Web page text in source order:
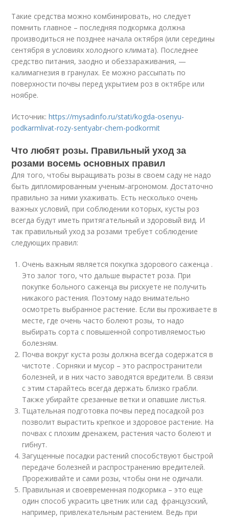
Такие средства можно комбинировать, но следует
помнить главное – последняя подкормка должна
производиться не позднее начала октября (или середины
сентября в условиях холодного климата). Последнее
средство питания, заодно и обеззараживания, —
калимагнезия в гранулах. Ее можно рассыпать по
поверхности почвы перед укрытием роз в октябре или
ноябре.
Источник:https://mysadinfo.ru/stati/kogda-osenyu-
podkarmlivat-rozy-sentyabr-chem-podkormit
Что любят розы. Правильный уход за
розами восемь основных правил
Для того, чтобы выращивать розы в своем саду не надо
быть дипломированным ученым-агрономом. Достаточно
правильно за ними ухаживать. Есть несколько очень
важных условий, при соблюдении которых, кусты роз
всегда будут иметь притягательный и здоровый вид. И
так правильный уход за розами требует соблюдение
следующих правил:
Очень важным является покупка здорового саженца .
Это залог того, что дальше вырастет роза. При
покупке больного саженца вы рискуете не получить
никакого растения. Поэтому надо внимательно
осмотреть выбранное растение. Если вы проживаете в
месте, где очень часто болеют розы, то надо
выбирать сорта с повышенной сопротивляемостью
болезням.
Почва вокруг куста розы должна всегда содержатся в
чистоте . Сорняки и мусор – это распространители
болезней, и в них часто заводятся вредители. В связи
с этим старайтесь всегда держать близко грабли.
Также убирайте срезанные ветки и опавшие листья.
Тщательная подготовка почвы перед посадкой роз
позволит вырастить крепкое и здоровое растение. На
почвах с плохим дренажем, растения часто болеют и
гибнут.
Загущенные посадки растений способствуют быстрой
передаче болезней и распространению вредителей.
Прореживайте и сами розы, чтобы они не одичали.
Правильная и своевременная подкормка – это еще
один способ украсить цветник или сад французский,
например, привлекательным растением. Ведь при